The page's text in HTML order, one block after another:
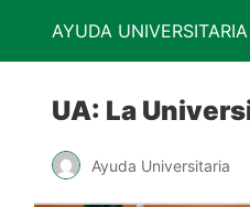
AYUDA UNIVERSITARIA
UA: La
Ayuda Universitaria